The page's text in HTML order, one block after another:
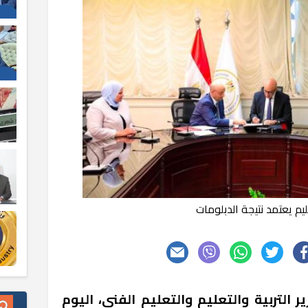
يعتمد نتيجة الدبلومات
والتعليم والتعليم الفني، اليوم